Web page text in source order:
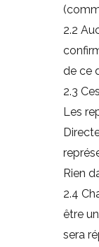
2.2
de ce
2.3
Les
Rien
2.4
être
sera